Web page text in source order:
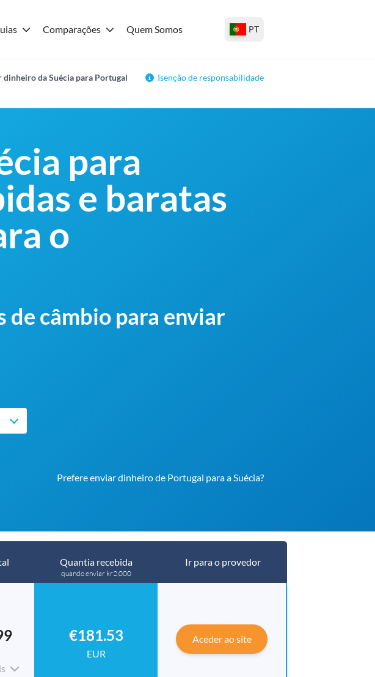
Comparações Quem Somos PT
dinheiro da Suécia para Portugal
Isenção de responsabilidade
para
e baratas
o
de câmbio para enviar
Prefere enviar dinheiro de Portugal para a Suécia?
Quantia recebida
quando enviar kr2,000
Ir para o provedor
€181.53
EUR
Aceder ao site